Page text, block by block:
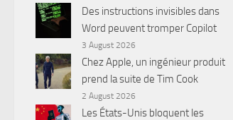
Des instructions invisibles dans
Word peuvent tromper Copilot
3 August 2026
Chez Apple, un ingénieur produit
prend la suite de Tim Cook
2 August 2026
Les États-Unis bloquent les